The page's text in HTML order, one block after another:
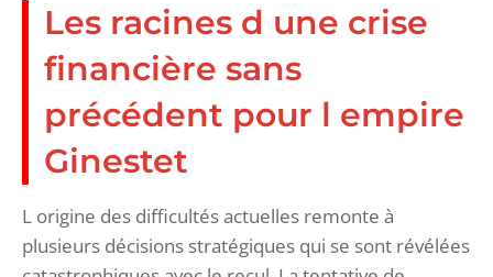
Les racines d une crise
financière sans
précédent pour l empire
Ginestet
L origine des difficultés actuelles remonte à
plusieurs décisions stratégiques qui se sont révélées